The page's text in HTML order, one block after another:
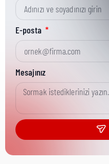
Kısa Parça No:
Ürün Grubu:
Ürün Kategorisi:
Nakliye Yüksekliği:
E-posta
Mesajınız